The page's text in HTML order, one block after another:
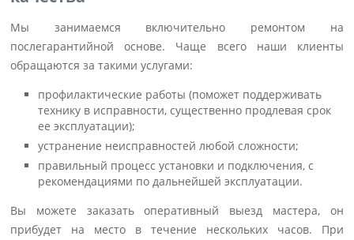
Мы занимаемся включительно ремонтом на
послегарантийной основе. Чаще всего наши клиенты
обращаются за такими услугами:
профилактические работы (поможет поддерживать
технику в исправности, существенно продлевая срок
ее эксплуатации);
устранение неисправностей любой сложности;
правильный процесс установки и подключения, с
рекомендациями по дальнейшей эксплуатации.
Вы можете заказать оперативный выезд мастера, он
прибудет на место в течение нескольких часов. При